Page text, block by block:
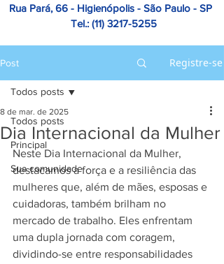
Rua Pará, 66 - Higienópolis - São Paulo - SP
Tel.: (11) 3217-5255
Post Registre-se
Todos posts
Principal
Sua comunidade
Todos posts
Dia Internacional da Mulher
8 de mar. de 2025
Neste Dia Internacional da Mulher,
destacamos a força e a resiliência das
mulheres que, além de mães, esposas e
cuidadoras, também brilham no
mercado de trabalho. Eles enfrentam
uma dupla jornada com coragem,
dividindo-se entre responsabilidades